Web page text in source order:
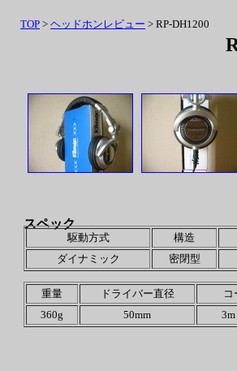
スペック
駆動方式 構造
ダイナミック
密閉型
重量 ドライバー直径 コ
360g
50mm 3m
TOP > ヘッドホンレビュー > RP-DH1200